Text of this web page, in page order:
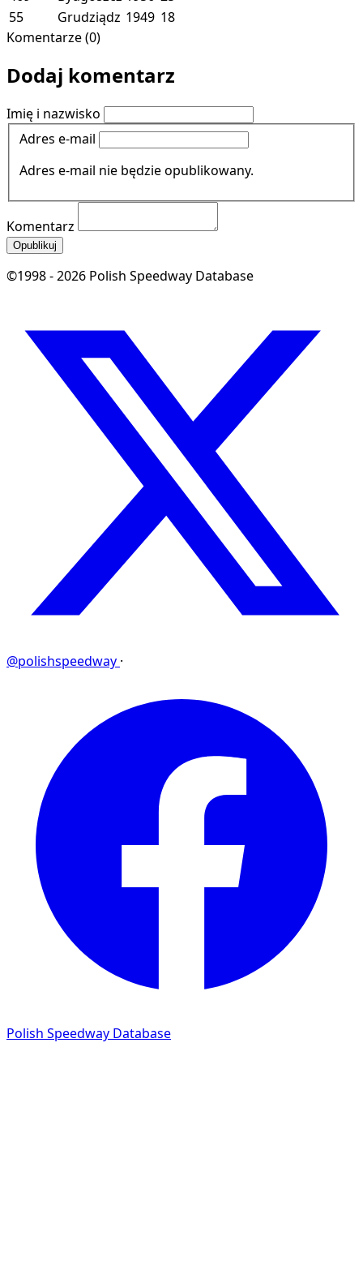
55
Grudziądz 1949 18
Komentarze (0)
Dodaj komentarz
Imię i nazwisko
Adres e-mail
Adres e-mail nie będzie opublikowany.
Komentarz
Opublikuj
©1998 - 2026 Polish Speedway Database
@polishspeedway ·
Polish Speedway Database